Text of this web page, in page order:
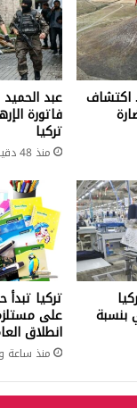
اكتشاف عبد
فاتورة
تركيا
منذ 48 دقيقة
بنسبة
تركيا
على
انطلاق
منذ ساعة